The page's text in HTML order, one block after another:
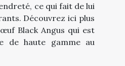
ce qui fait de lui
Découvrez ici plus
Black Angus qui est
de haute gamme au